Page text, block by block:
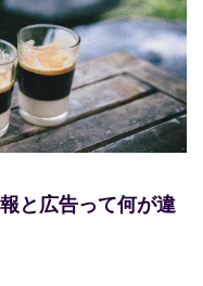
と広告って何が違